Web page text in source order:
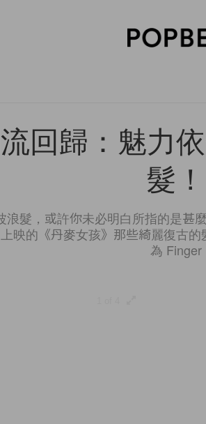
回歸：魅力
髮！
浪髮，或許你未必明白所指的是甚
映的《丹麥女孩》那些綺麗復古
為 Finger